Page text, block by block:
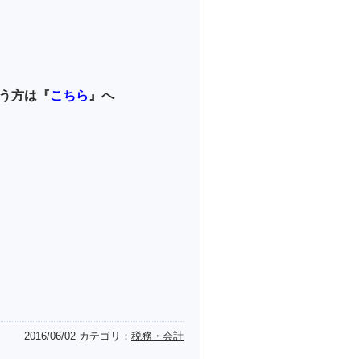
方は『こちら 』へ
2016/06/02 カテゴリ： 税務・会計